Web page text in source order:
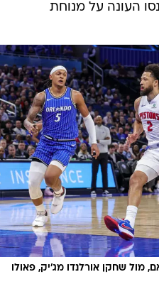
העונה על מנוחת
מול שחקן אורלנדו מג'יק, פאולו